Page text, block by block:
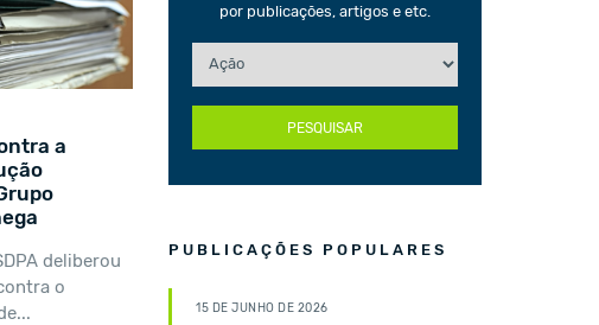
a
deliberou
o
por publicações, artigos e etc.
PESQUISAR
PUBLICAÇÕES POPULARES
15 DE JUNHO DE 2026